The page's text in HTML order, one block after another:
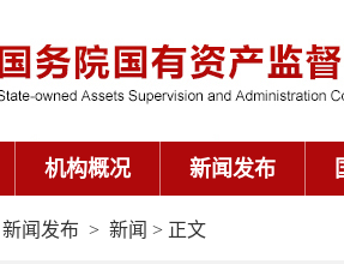
机构概况 新闻发布
新闻发布 > 新闻 > 正文